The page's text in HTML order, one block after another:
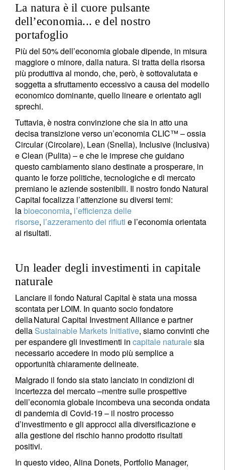
La natura è il cuore pulsante
dell’economia... e del nostro
portafoglio
Più del 50% dell’economia globale dipende, in misura
maggiore o minore, dalla natura. Si tratta della risorsa
più produttiva al mondo, che, però, è sottovalutata e
soggetta a sfruttamento eccessivo a causa del modello
economico dominante, quello lineare e orientato agli
sprechi.
Tuttavia, è nostra convinzione che sia in atto una
decisa transizione verso un’economia CLIC™ – ossia
Circular (Circolare), Lean (Snella), Inclusive (Inclusiva)
e Clean (Pulita) – e che le imprese che guidano
questo cambiamento siano destinate a prosperare, in
quanto le forze politiche, tecnologiche e di mercato
premiano le aziende sostenibili. Il nostro fondo Natural
Capital focalizza l’attenzione su diversi temi:
labioeconomia, l’efficienza delle
risorse, l’azzeramento dei rifiuti e l’economia orientata
ai risultati.
Un leader degli investimenti in capitale
naturale
Lanciare il fondo Natural Capital è stata una mossa
scontata per LOIM. In quanto socio fondatore
della Natural Capital Investment Alliance e partner
della Sustainable Markets Initiative, siamo convinti che
per espandere gli investimenti in capitale naturalesia
necessario accedere in modo più semplice a
opportunità chiaramente delineate.
Malgrado il fondo sia stato lanciato in condizioni di
incertezza del mercato –mentre sulle prospettive
dell’economia globale incombeva una seconda ondata
di pandemia di Covid-19 – il nostro processo
d’investimento e gli approcci alla diversificazione e
alla gestione del rischio hanno prodotto risultati
positivi.
In questo video, Alina Donets, Portfolio Manager,